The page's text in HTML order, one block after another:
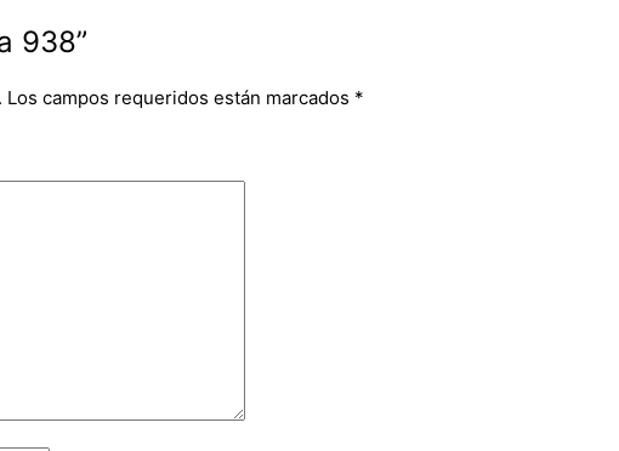
938”
Los campos requeridos están marcados *